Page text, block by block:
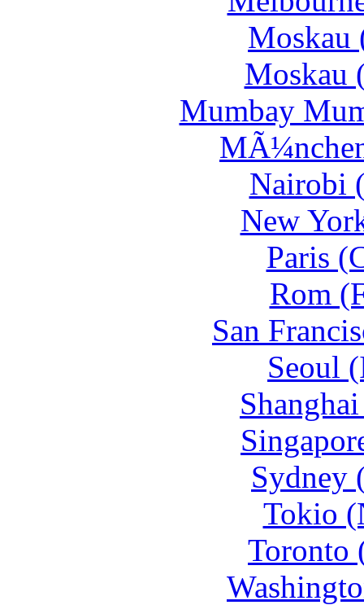
Moskau
Moskau
Mumbay
Nairobi
New
Paris
Rom
San
Seoul
Sydney
Tokio
Toronto